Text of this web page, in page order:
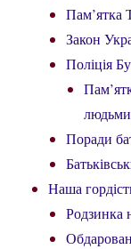
Пам’ятка
Закон
Поліція
людьми
Поради
Наша
Родзинка